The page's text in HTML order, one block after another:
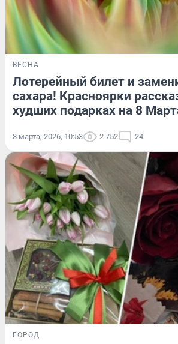
ВЕСНА
Лотерейный билет и
сахара! Красноярки
худших подарках на 8
8 марта, 2026, 10:53 2 752 24
ГОРОД